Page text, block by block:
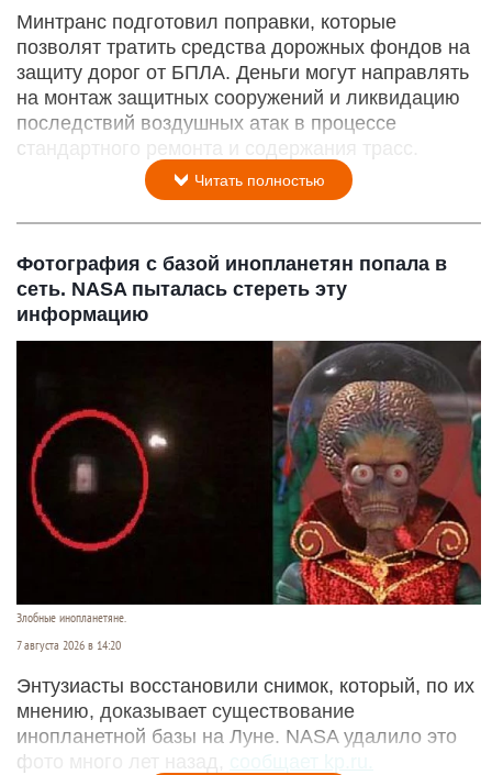
Минтранс подготовил поправки, которые
позволят тратить средства дорожных фондов на
защиту дорог от БПЛА. Деньги могут направлять
на монтаж защитных сооружений и ликвидацию
последствий воздушных атак в процессе
стандартного ремонта и содержания трасс.
Читать полностью
Фотография с базой инопланетян попала в
сеть. NASA пыталась стереть эту
информацию
Злобные инопланетяне.
7 августа 2026 в 14:20
Энтузиасты восстановили снимок, который, по их
мнению, доказывает существование
инопланетной базы на Луне. NASA удалило это
фото много лет назад,
сообщает kp.ru.